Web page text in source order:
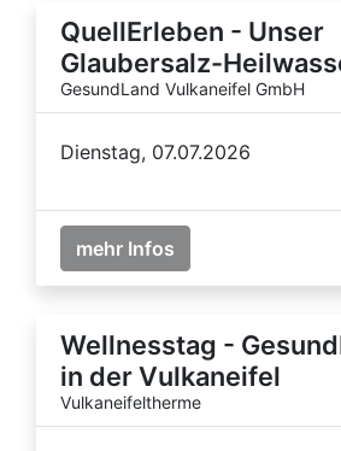
QuellErleben - Unser
Glaubersalz-
GesundLand Vulkaneifel GmbH
Dienstag, 07.07.2026
mehr Infos
Wellnesstag -
in der Vulkaneifel
Vulkaneifeltherme